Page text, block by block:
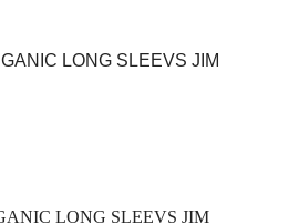
LONG SLEEVS JIM